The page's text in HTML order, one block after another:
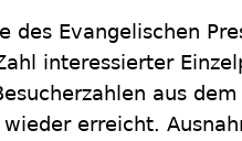
des Evangelischen
interessierter
aus
erreicht.